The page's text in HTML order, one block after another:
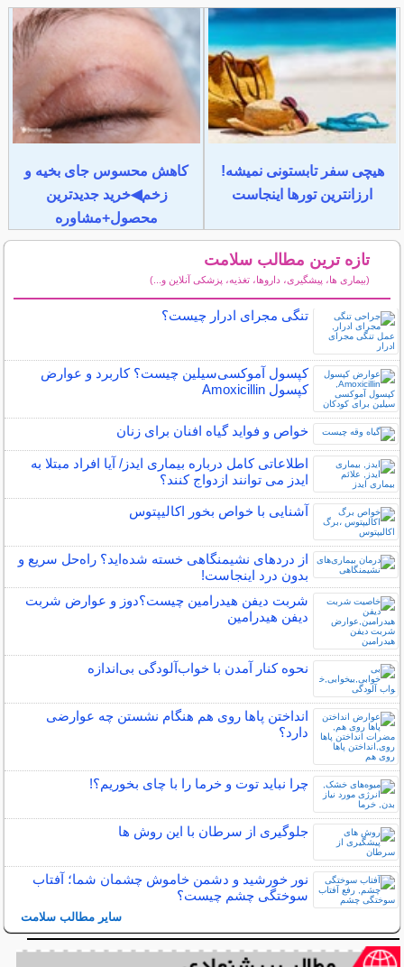
هیچی سفر تابستونی نمیشه!
ارزانترین تورها اینجاست
کاهش محسوس جای بخیه و
زخم◀خرید جدیدترین
محصول+مشاوره
تازه ترین مطالب سلامت
(بیماری ها، پیشگیری، داروها، تغذیه، پزشکی آنلاین و...)
تنگی مجرای ادرار چیست؟
کپسول آموکسی‌سیلین چیست؟ کاربرد و عوارض
کپسول Amoxicillin
خواص و فواید گیاه افنان برای زنان
اطلاعاتی کامل درباره بیماری ایدز/ آیا افراد مبتلا به
ایدز می توانند ازدواج کنند؟
آشنایی با خواص بخور اکالیپتوس
از دردهای نشیمنگاهی خسته شده‌اید؟ راه‌حل سریع و
بدون درد اینجاست!
شربت دیفن هیدرامین چیست؟دوز و عوارض شربت
دیفن هیدرامین
نحوه کنار آمدن با خواب‌آلودگی بی‌اندازه
انداختن پاها روی هم هنگام نشستن چه عوارضی
دارد؟
چرا نباید توت و خرما را با چای بخوریم؟!
جلوگیری از سرطان با این روش ها
نور خورشید و دشمن خاموش چشمان شما؛ آفتاب
سوختگی چشم چیست؟
سایر مطالب سلامت